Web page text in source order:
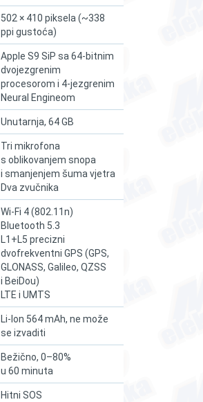
502 × 410 piksela (~338
ppi gustoća)
Apple S9 SiP sa 64-bitnim
dvojezgrenim
procesorom i 4-jezgrenim
Neural Engineom
Unutarnja, 64 GB
Tri mikrofona
s oblikovanjem snopa
i smanjenjem šuma vjetra
Dva zvučnika
Wi-Fi 4 (802.11n)
Bluetooth 5.3
L1+L5 precizni
dvofrekventni GPS (GPS,
GLONASS, Galileo, QZSS
i BeiDou)
LTE i UMTS
Li-Ion 564 mAh, ne može
se izvaditi
Bežično, 0–80%
u 60 minuta
Hitni SOS